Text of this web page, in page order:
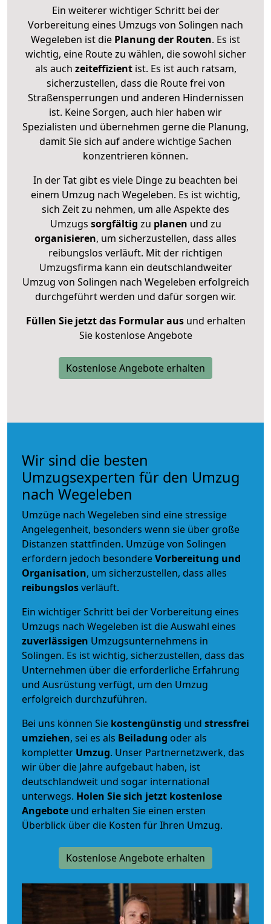
Ein weiterer wichtiger Schritt bei der
Vorbereitung eines Umzugs von Solingen nach
Wegeleben ist die Planung der Routen. Es ist
wichtig, eine Route zu wählen, die sowohl sicher
als auch zeiteffizientist. Es ist auch ratsam,
sicherzustellen, dass die Route frei von
Straßensperrungen und anderen Hindernissen
ist. Keine Sorgen, auch hier haben wir
Spezialisten und übernehmen gerne die Planung,
damit Sie sich auf andere wichtige Sachen
konzentrieren können.
In der Tat gibt es viele Dinge zu beachten bei
einem Umzug nach Wegeleben. Es ist wichtig,
sich Zeit zu nehmen, um alle Aspekte des
Umzugs sorgfältig zu planen und zu
organisieren, um sicherzustellen, dass alles
reibungslos verläuft. Mit der richtigen
Umzugsfirma kann ein deutschlandweiter
Umzug von Solingen nach Wegeleben erfolgreich
durchgeführt werden und dafür sorgen wir.
Füllen Sie jetzt das Formular ausund erhalten
Sie kostenlose Angebote
Kostenlose Angebote erhalten
Wir sind die besten
Umzugsexperten für den Umzug
nach Wegeleben
Umzüge nach Wegeleben sind eine stressige
Angelegenheit, besonders wenn sie über große
Distanzen stattfinden. Umzüge von Solingen
erfordern jedoch besondereVorbereitung und
Organisation, um sicherzustellen, dass alles
reibungslosverläuft.
Ein wichtiger Schritt bei der Vorbereitung eines
Umzugs nach Wegeleben ist die Auswahl eines
zuverlässigen Umzugsunternehmens in
Solingen. Es ist wichtig, sicherzustellen, dass das
Unternehmen über die erforderliche Erfahrung
und Ausrüstung verfügt, um den Umzug
erfolgreich durchzuführen.
Bei uns können Sie kostengünstig und stressfrei
umziehen, sei es als Beiladung oder als
kompletter Umzug. Unser Partnernetzwerk, das
wir über die Jahre aufgebaut haben, ist
deutschlandweit und sogar international
unterwegs. Holen Sie sich jetzt kostenlose
Angebote und erhalten Sie einen ersten
Überblick über die Kosten für Ihren Umzug.
Kostenlose Angebote erhalten